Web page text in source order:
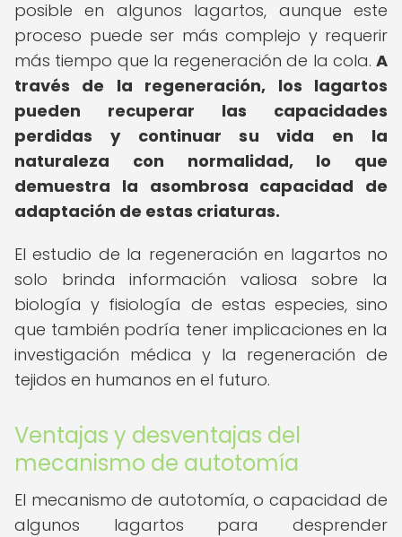
posible en algunos lagartos, aunque este
proceso puede ser más complejo y requerir
más tiempo que la regeneración de la cola. A
través de la regeneración, los lagartos
pueden recuperar las capacidades
perdidas y continuar su vida en la
naturaleza con normalidad, lo que
demuestra la asombrosa capacidad de
adaptación de estas criaturas.
El estudio de la regeneración en lagartos no
solo brinda información valiosa sobre la
biología y fisiología de estas especies, sino
que también podría tener implicaciones en la
investigación médica y la regeneración de
tejidos en humanos en el futuro.
Ventajas y desventajas del
mecanismo de autotomía
El mecanismo de autotomía, o capacidad de
algunos lagartos para desprender